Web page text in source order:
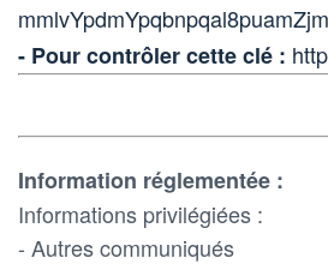
- Pour contrôler cette clé :
Information réglementée :
Informations privilégiées :
- Autres communiqués